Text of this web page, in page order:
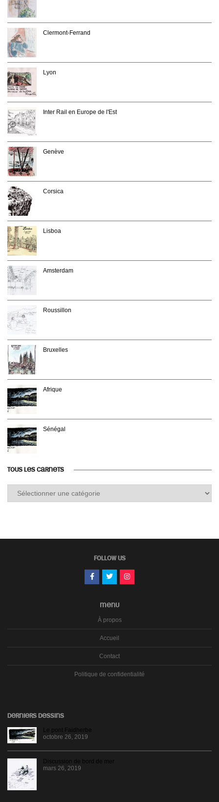
Clermont-Ferrand
Lyon
Inter Rail en Europe de l'Est
Genève
Corsica
Lisboa
Amsterdam
Roussillon
Bruxelles
Afrique
Sénégal
TOUS LES CARNETS
FOLLOW US
MENU
À propos
Accueil
Contact
Politique de confidentialité
DERNIERS DESSINS
Le pont Faidherbe
octobre 26, 2019
Discussion de bord de mer
mars 26, 2019